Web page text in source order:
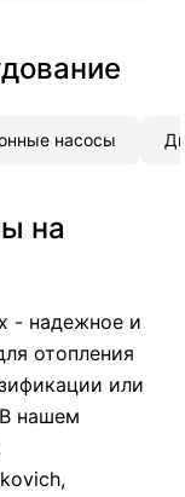
насосы
на
- надежное и
отопления
или
нашем